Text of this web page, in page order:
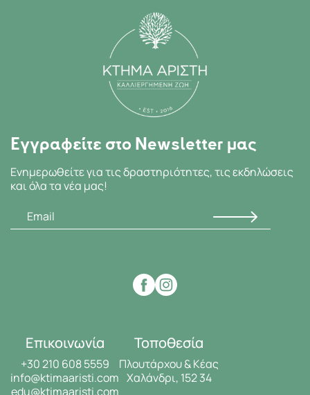
Εγγραφείτε στο Newsletter μας
Ενημερωθείτε για τις δραστηριότητες, τις εκδηλώσεις
και όλα τα νέα μας!
Επικοινωνία
+30 210 608 5559
info@ktimaaristi.com
edu@ktimaaristi.com
Τοποθεσία
Πλουτάρχου & Κέας
Χαλάνδρι, 152 34